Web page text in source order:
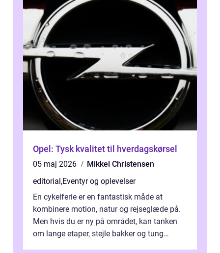
Opel: Tysk kvalitet til hverdagskørsel
05 maj 2026
Mikkel Christensen
editorial,Eventyr og oplevelser
En cykelferie er en fantastisk måde at
kombinere motion, natur og rejseglæde på.
Men hvis du er ny på området, kan tanken
om lange etaper, stejle bakker og tung